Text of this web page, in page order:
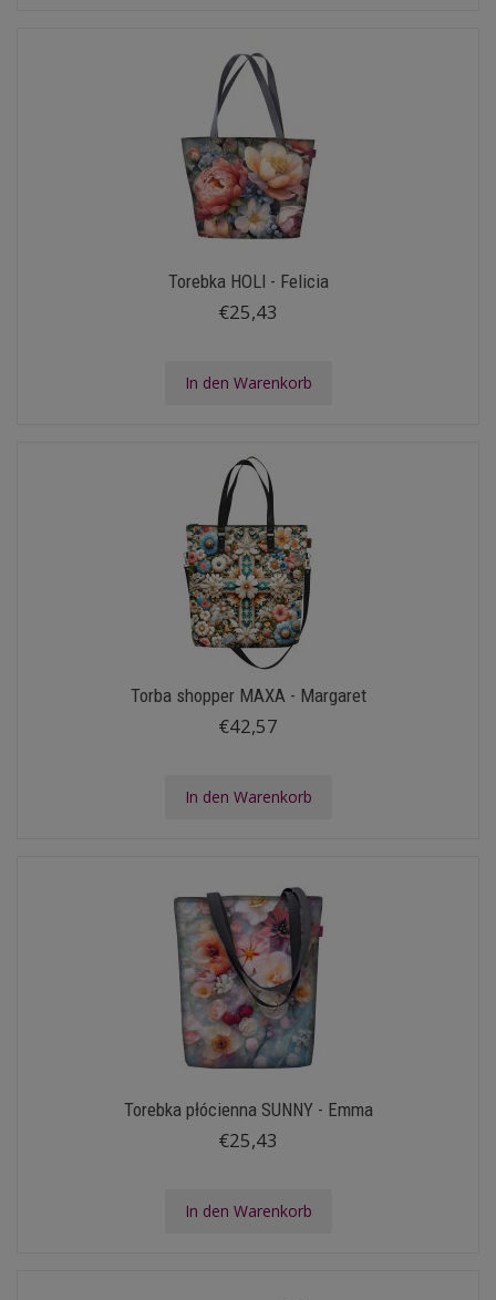
Torebka HOLI - Felicia
€25,43
In den Warenkorb
Torba shopper MAXA - Margaret
€42,57
In den Warenkorb
Torebka płócienna SUNNY - Emma
€25,43
In den Warenkorb